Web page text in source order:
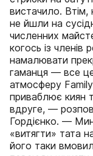
вистачило. Втім,
не йшли на
численних
когось із
намалювати
гаманця — все
атмосферу
приваблює киян
вдруге, —
Гордієнко. —
«витягти» тата
його таки